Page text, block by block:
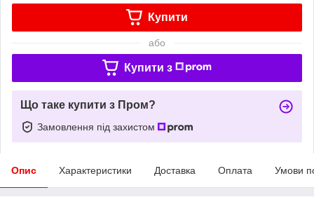
Купити
або
Купити з
Що таке купити з Пром?
Замовлення під захистом
Опис Характеристики Доставка Оплата Умови